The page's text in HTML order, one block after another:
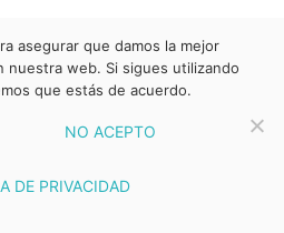
asegurar que damos la mejor
nuestra web. Si sigues utilizando
que estás de acuerdo.
NO ACEPTO
DE PRIVACIDAD